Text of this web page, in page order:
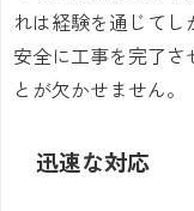
れは経験を通じてし
安全に工事を完了さ
とが欠かせません。
迅速な対応